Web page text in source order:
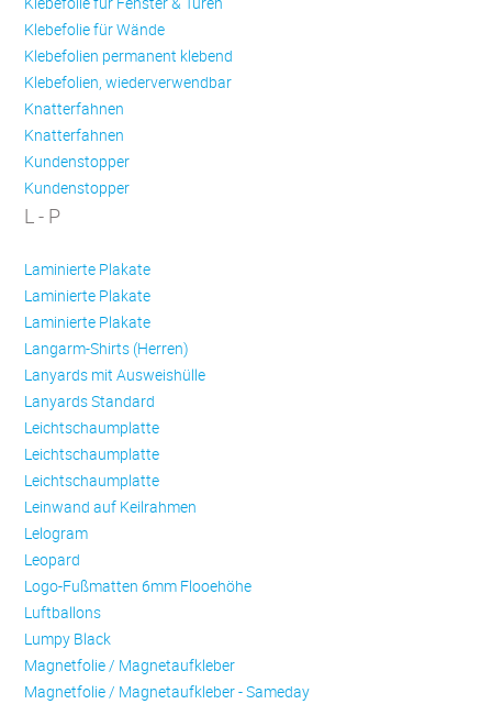
Klebefolie für Wände
Klebefolien permanent klebend
Klebefolien, wiederverwendbar
Knatterfahnen
Knatterfahnen
Kundenstopper
Kundenstopper
L - P
Laminierte Plakate
Laminierte Plakate
Laminierte Plakate
Langarm-Shirts (Herren)
Lanyards mit Ausweishülle
Lanyards Standard
Leichtschaumplatte
Leichtschaumplatte
Leichtschaumplatte
Leinwand auf Keilrahmen
Lelogram
Leopard
Logo-Fußmatten 6mm Flooehöhe
Luftballons
Lumpy Black
Magnetfolie / Magnetaufkleber
Magnetfolie / Magnetaufkleber - Sameday